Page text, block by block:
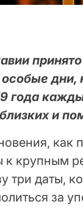
дни,
года
и
как
к крупным
три даты,
за